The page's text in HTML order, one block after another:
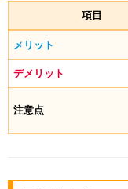
項目
メリット
デメリット
注意点